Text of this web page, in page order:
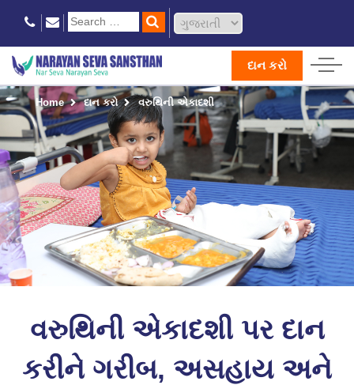
દાન કરો
Home દાન કરો વરુથિની એકાદશી
વરુથિની એકાદશી પર દાન
કરીને ગરીબ, અસહાય અને